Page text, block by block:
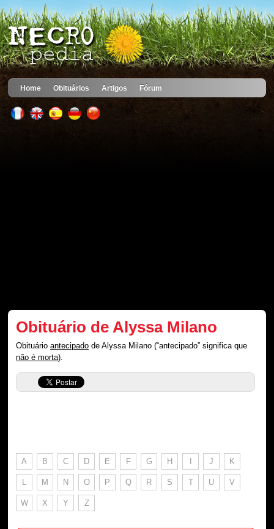
Home Obituários Artigos Fórum
Obituário de Alyssa Milano
Obituárioantecipado de Alyssa Milano (“antecipado” significa que
não é morta).
A B C D E F G H I J K
L M N O P Q R S T U V
W X Y Z